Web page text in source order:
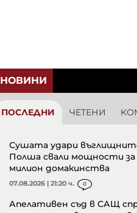
НОВИНИ
ПОСЛЕДНИ ЧЕТЕНИ
Сушата удари
Полша свали мощности за
милион домакинства
07.08.2026 | 21:20 ч. 0
Апелативен съд в САЩ